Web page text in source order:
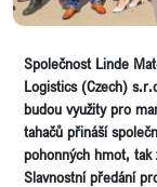
Společnost Linde
Logistics (Czech)
budou využity pro
tahačů přináší
pohonných hmot, tak
Slavnostní předání